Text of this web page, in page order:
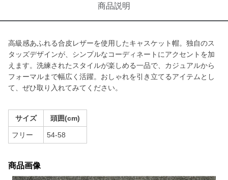
商品説明
高級感あふれる合皮レザーを使用したキャスケット帽。独自のス
タッズデザインが、シンプルなコーディネートにアクセントを加
えます。洗練されたスタイルが楽しめる一品で、カジュアルから
フォーマルまで幅広く活躍。おしゃれを引き立てるアイテムとし
て、ぜひ取り入れてみてください。
サイズ 頭囲(cm)
フリー 54-58
商品画像